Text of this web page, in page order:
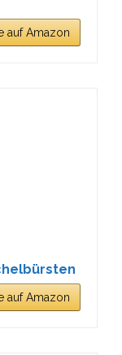
auf Amazon
auf Amazon